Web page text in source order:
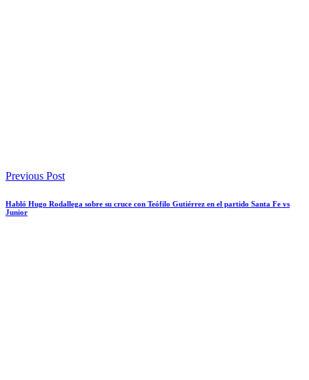
Previous Post
Habló Hugo Rodallega sobre su cruce con Teófilo Gutiérrez en el partido Santa Fe vs
Junior